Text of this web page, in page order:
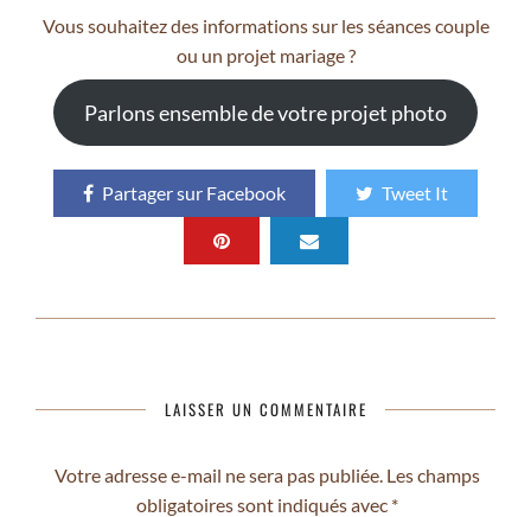
Vous souhaitez des informations sur les séances couple
ou un projet mariage ?
Parlons ensemble de votre projet photo
Partager sur Facebook Tweet It
LAISSER UN COMMENTAIRE
Votre adresse e-mail ne sera pas publiée. Les champs
obligatoires sont indiqués avec *